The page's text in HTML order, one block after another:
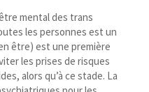
mental des trans
les personnes est un
être) est une première
les prises de risques
alors qu’à ce stade. La